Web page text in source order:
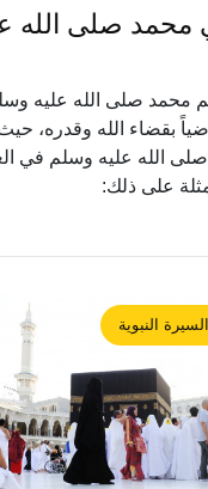
محمد صلى الله
محمد صلى الله عليه
بقضاء الله وقدره،
الله عليه وسلم في
على ذلك:
السيرة النبوية